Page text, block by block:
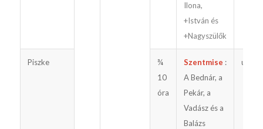
Ilona,
+István és
+Nagyszülők
Piszke
¾
10
óra
Szentmise :
A Bednár, a
Pekár, a
Vadász és a
Balázs
utána